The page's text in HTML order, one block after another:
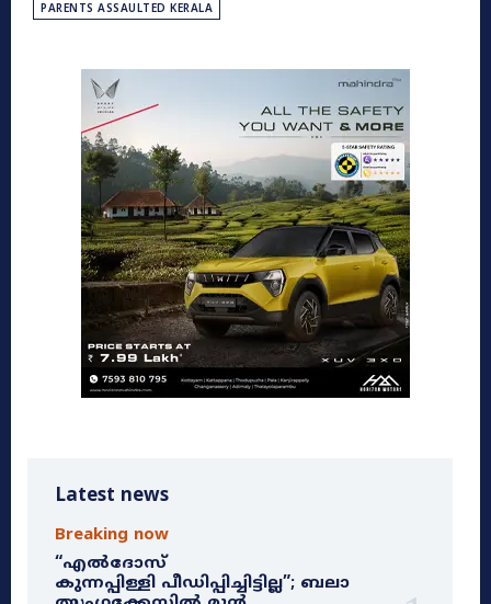
PARENTS ASSAULTED KERALA
Latest news
Breaking now
“എൽദോസ്
കുന്നപ്പിള്ളി പീഡിപ്പിച്ചിട്ടില്ല”; ബലാ